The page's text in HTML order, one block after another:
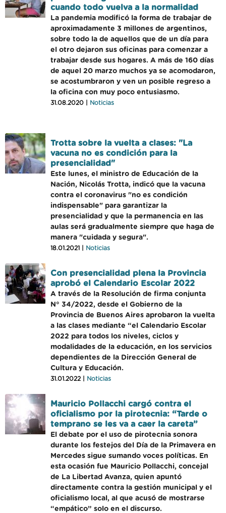
cuando todo vuelva a la normalidad
La pandemia modificó la forma de trabajar de
aproximadamente 3 millones de argentinos,
sobre todo la de aquellos que de un día para
el otro dejaron sus oficinas para comenzar a
trabajar desde sus hogares. A más de 160 días
de aquel 20 marzo muchos ya se acomodaron,
se acostumbraron y ven un posible regreso a
la oficina con muy poco entusiasmo.
31.08.2020 | Noticias
Trotta sobre la vuelta a clases: "La
vacuna no es condición para la
presencialidad"
Este lunes, el ministro de Educación de la
Nación, Nicolás Trotta, indicó que la vacuna
contra el coronavirus "no es condición
indispensable" para garantizar la
presencialidad y que la permanencia en las
aulas será gradualmente siempre que haga de
manera "cuidada y segura".
18.01.2021 | Noticias
Con presencialidad plena la Provincia
aprobó el Calendario Escolar 2022
A través de la Resolución de firma conjunta
N° 34/2022, desde el Gobierno de la
Provincia de Buenos Aires aprobaron la vuelta
a las clases mediante “el Calendario Escolar
2022 para todos los niveles, ciclos y
modalidades de la educación, en los servicios
dependientes de la Dirección General de
Cultura y Educación.
31.01.2022 | Noticias
Mauricio Pollacchi cargó contra el
oficialismo por la pirotecnia: “Tarde o
temprano se les va a caer la careta”
El debate por el uso de pirotecnia sonora
durante los festejos del Día de la Primavera en
Mercedes sigue sumando voces políticas. En
esta ocasión fue Mauricio Pollacchi, concejal
de La Libertad Avanza, quien apuntó
directamente contra la gestión municipal y el
oficialismo local, al que acusó de mostrarse
“empático” solo en el discurso.